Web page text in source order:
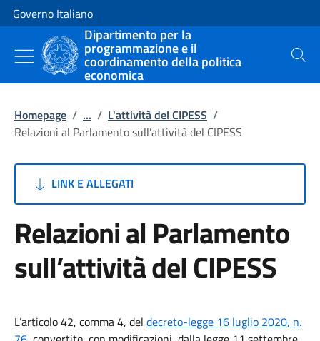
Vai al contenuto
Vai alla navigazione del sito
Governo Italiano
Dipartimento per la
programmazione e il
coordinamento della politica
economica
Cerca
Homepage / ... / L'attività del CIPESS /
Relazioni al Parlamento sull’attività del CIPESS
LINK E ALLEGATI
Relazioni al Parlamento
sull’attività del CIPESS
L’articolo 42, comma 4, del decreto-legge 16 luglio 2020, n.